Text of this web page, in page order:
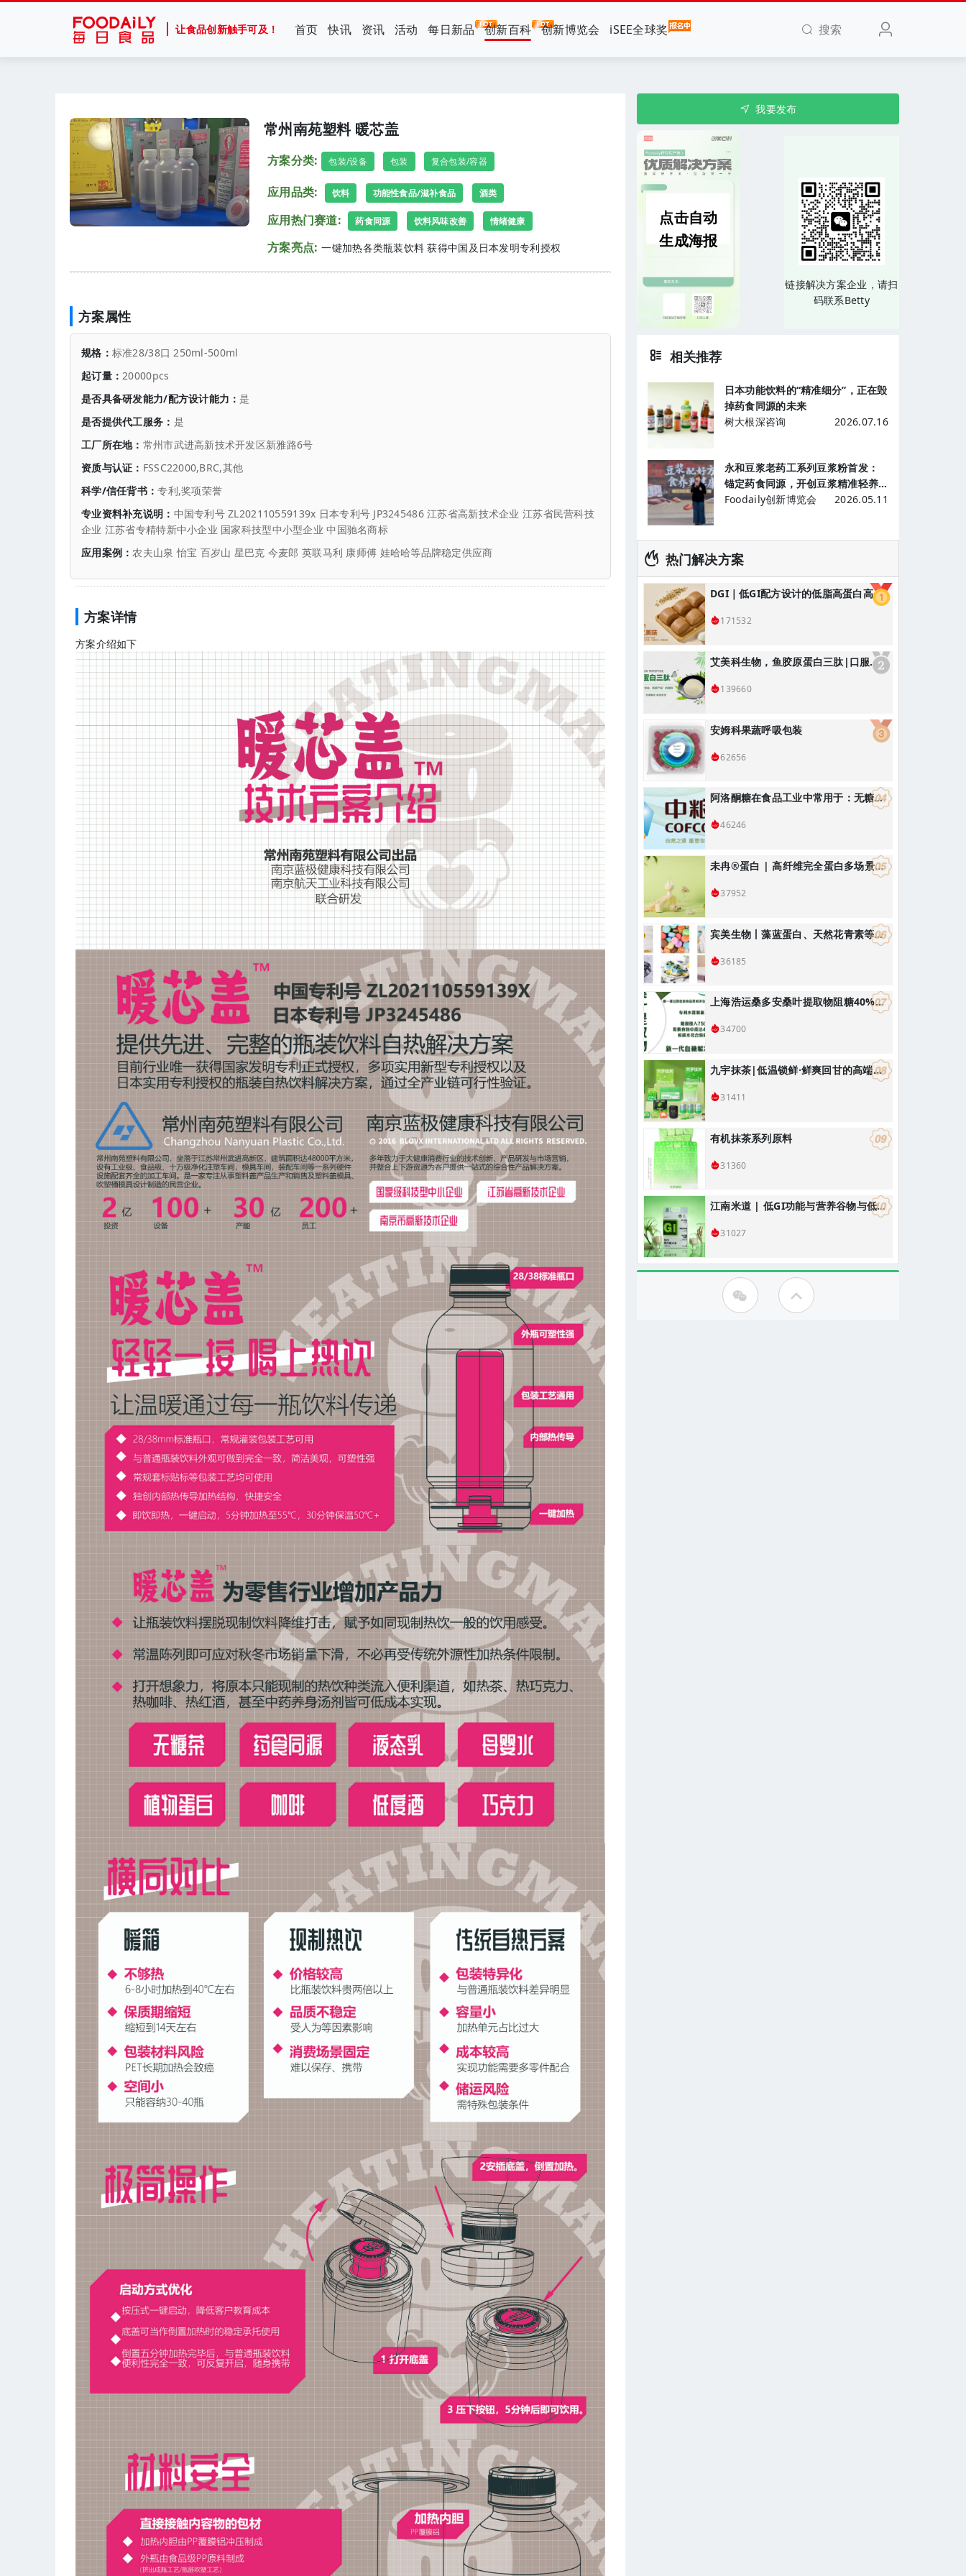
让食品创新触手可及！ 首页 快讯 资讯 活动 每日新品 创新百科 创新博览会 iSEE全球奖 搜索
常州南苑塑料 暖芯盖
方案分类: 包装/设备 包装 复合包装/容器
应用品类: 饮料 功能性食品/滋补食品 酒类
应用热门赛道: 药食同源 饮料风味改善 情绪健康
方案亮点: 一键加热各类瓶装饮料 获得中国及日本发明专利授权
方案属性
规格： 标准28/38口 250ml-500ml
起订量： 20000pcs
是否具备研发能力/配方设计能力：是
是否提供代工服务： 是
工厂所在地： 常州市武进高新技术开发区新雅路6号
资质与认证： FSSC22000,BRC,其他
科学/信任背书：专利,奖项荣誉
专业资料补充说明： 中国专利号 ZL202110559139x 日本专利号 JP3245486 江苏省高新技术企业 江苏省民营科技
企业 江苏省专精特新中小企业 国家科技型中小型企业 中国驰名商标
应用案例： 农夫山泉 怡宝 百岁山 星巴克 今麦郎 英联马利 康师傅 娃哈哈等品牌稳定供应商
方案详情
方案介绍如下
我要发布
点击自动
生成海报
链接解决方案企业，请扫
码联系Betty
相关推荐
日本功能饮料的“精准细分”，正在毁
掉药食同源的未来
树大根深咨询
2026.07.16
永和豆浆老药工系列豆浆粉首发：
锚定药食同源，开创豆浆精准轻养
生新时代
Foodaily创新博览会 2026.05.11
热门解决方案
DGI｜低GI配方设计的低脂高蛋白高膳食纤维青稞黑全麦馒头/低GI主食解决方案
171532
艾美科生物，鱼胶原蛋白三肽|口服美容抗衰产品解决方案
139660
安姆科果蔬呼吸包装
62656
阿洛酮糖在食品工业中常用于：无糖饮料、烘焙食品：替代蔗糖降低热量
46246
未冉®️蛋白 | 高纤维完全蛋白多场景应用解决方案
37952
宾美生物丨藻蓝蛋白、天然花青素等天然色素
36185
上海浩运桑多安桑叶提取物阻糖40%吸收，适合开发减肥控体产品
34700
九宇抹茶|低温锁鲜·鲜爽回甘的高端国风抹茶/饮品烘焙解决方案
31411
有机抹茶系列原料
31360
江南米道 | 低GI功能与营养谷物与低GI健康食品研发，低GI健康主食解决方案
31027